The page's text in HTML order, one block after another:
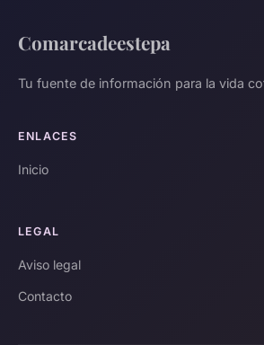
Comarcadeestepa
Tu fuente de información para la vida
ENLACES
Inicio
LEGAL
Aviso legal
Contacto